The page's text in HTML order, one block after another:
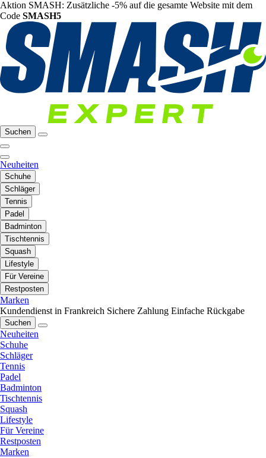
Aktion SMASH: Zusätzliche -5% auf die gesamte Website mit dem
Code SMASH5
Suchen
Neuheiten
Schuhe
Schläger
Tennis
Padel
Badminton
Tischtennis
Squash
Lifestyle
Für Vereine
Restposten
Marken
Kundendienst in Frankreich Sichere Zahlung Einfache Rückgabe
Suchen
Neuheiten
Schuhe
Schläger
Tennis
Padel
Badminton
Tischtennis
Squash
Lifestyle
Für Vereine
Restposten
Marken